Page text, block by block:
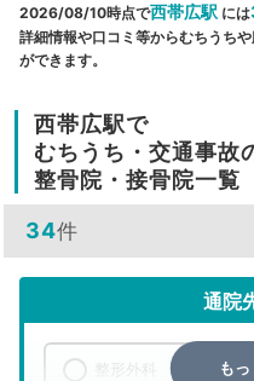
2026/08/10時点で西帯広駅 には
詳細情報や口コミ等からむちうち
ができます。
西帯広駅で
むちうち・交通事故
整骨院・接骨院一覧
34件
通院
も